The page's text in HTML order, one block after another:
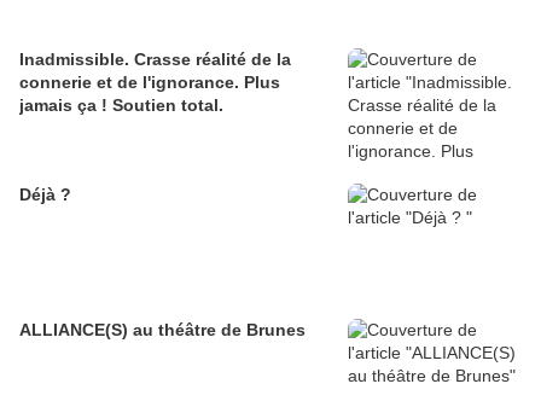
Inadmissible. Crasse réalité de la
connerie et de l'ignorance. Plus
jamais ça ! Soutien total.
Déjà ?
ALLIANCE(S) au théâtre de Brunes